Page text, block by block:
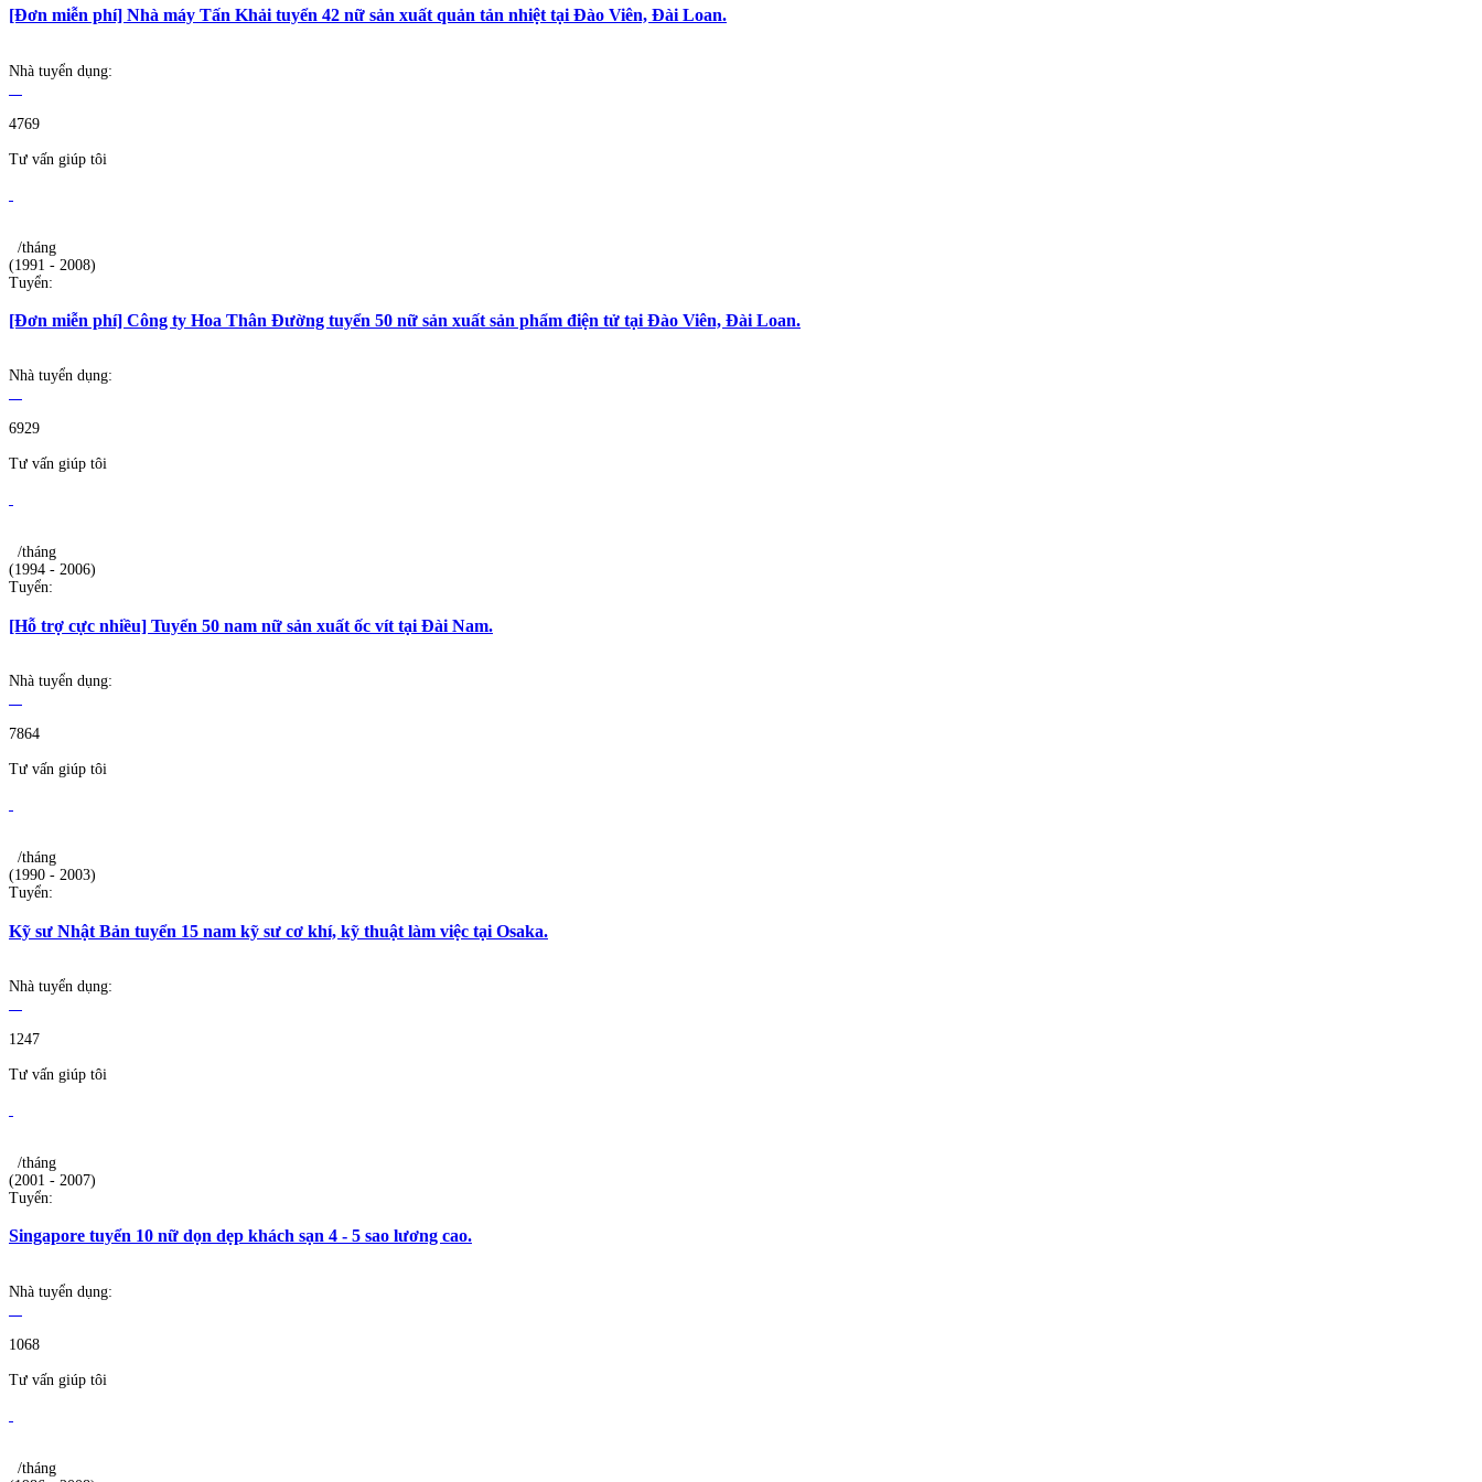
[Đơn miễn phí] Nhà máy Tấn Khải tuyển 42 nữ sản xuất quản tản nhiệt tại Đào Viên, Đài Loan.
Nhà tuyển dụng:
4769
Tư vấn giúp tôi
/tháng
(1991 - 2008)
Tuyển:
[Đơn miễn phí] Công ty Hoa Thân Đường tuyển 50 nữ sản xuất sản phẩm điện tử tại Đào Viên, Đài Loan.
Nhà tuyển dụng:
6929
Tư vấn giúp tôi
/tháng
(1994 - 2006)
Tuyển:
[Hỗ trợ cực nhiều] Tuyển 50 nam nữ sản xuất ốc vít tại Đài Nam.
Nhà tuyển dụng:
7864
Tư vấn giúp tôi
/tháng
(1990 - 2003)
Tuyển:
Kỹ sư Nhật Bản tuyển 15 nam kỹ sư cơ khí, kỹ thuật làm việc tại Osaka.
Nhà tuyển dụng:
1247
Tư vấn giúp tôi
/tháng
(2001 - 2007)
Tuyển:
Singapore tuyển 10 nữ dọn dẹp khách sạn 4 - 5 sao lương cao.
Nhà tuyển dụng:
1068
Tư vấn giúp tôi
/tháng